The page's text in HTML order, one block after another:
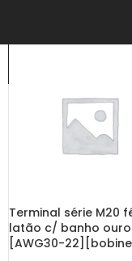
Terminal série M20
latão c/ banho ouro
[AWG30-